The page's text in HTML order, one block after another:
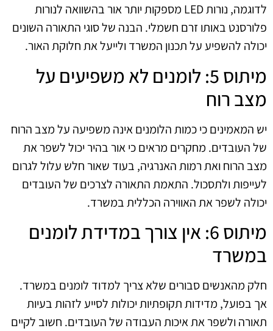
לדוגמה, נורות LED מספקות יותר אור בהשוואה לנורות
פלורסנט באותו זרם חשמלי. הבנה של סוגי התאורה השונים
יכולה להשפיע על תכנון המשרד ולייעל את חלוקת האור.
מיתוס 5: לומנים לא משפיעים על
מצב רוח
יש המאמינים כי כמות הלומנים אינה משפיעה על מצב הרוח
של העובדים. מחקרים מראים כי אור בהיר יכול לשפר את
מצב הרוח ואת רמות האנרגיה, בעוד שאור חלש עלול לגרום
לעייפות ולתסכול. התאמת התאורה לצרכים של העובדים
יכולה לשפר את האווירה הכללית במשרד.
מיתוס 6: אין צורך במדידת לומנים
במשרד
חלק מהאנשים סבורים שלא צריך למדוד לומנים במשרד.
אך בפועל, מדידות תקופתיות יכולות לסייע לזהות בעיות
תאורה ולשפר את איכות העבודה של העובדים. חשוב לקיים